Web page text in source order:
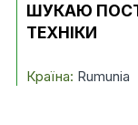
ШУКАЮ
ТЕХНІКИ
Країна: Rumunia